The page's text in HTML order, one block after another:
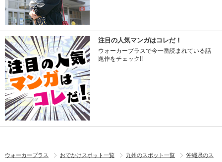
注目の人気マンガはコレだ！
ウォーカープラスで今一番読まれている話
題作をチェック!!
ウォーカープラス おでかけスポット一覧 九州のスポット一覧
沖縄県のス